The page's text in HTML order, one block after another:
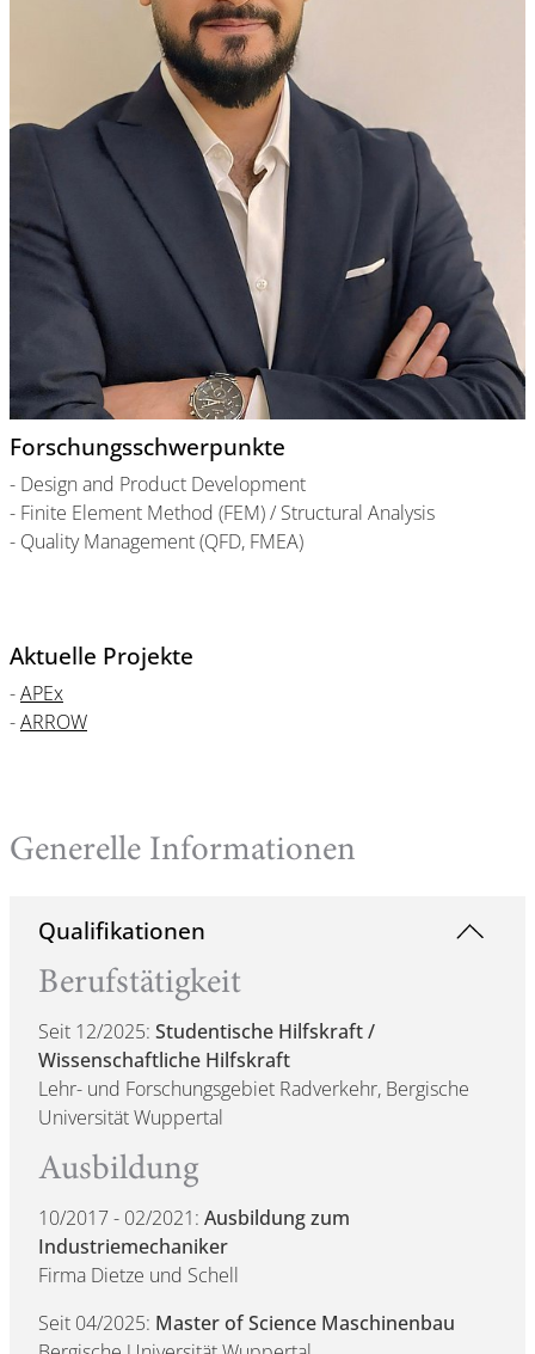
Forschungsschwerpunkte
- Design and Product Development
- Finite Element Method (FEM) / Structural Analysis
- Quality Management (QFD, FMEA)
Aktuelle Projekte
-APEx
-ARROW
Generelle Informationen
Qualifikationen
Berufstätigkeit
Seit 12/2025: Studentische Hilfskraft /
Wissenschaftliche Hilfskraft
Lehr- und Forschungsgebiet Radverkehr, Bergische
Universität Wuppertal
Ausbildung
10/2017 - 02/2021: Ausbildung zum
Industriemechaniker
Firma Dietze und Schell
Seit 04/2025: Master of Science Maschinenbau